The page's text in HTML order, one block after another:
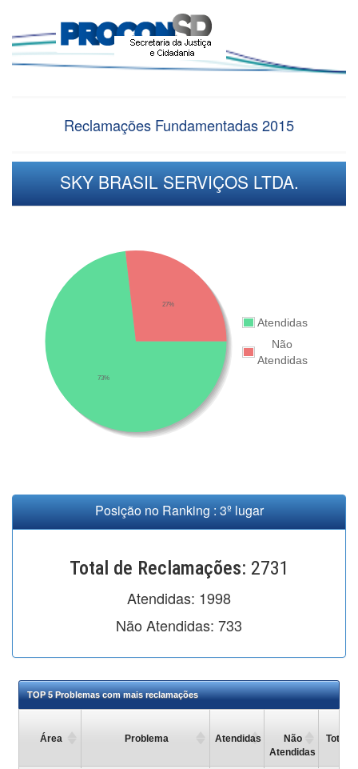
Reclamações Fundamentadas 2015
SKY BRASIL SERVIÇOS LTDA.
Atendidas
Não
Atendidas
73%
27%
Posição no Ranking : 3º lugar
Total de Reclamações: 2731
Atendidas: 1998
Não Atendidas: 733
TOP 5 Problemas com mais reclamações
Área Problema Atendidas
Não
Atendidas
Total